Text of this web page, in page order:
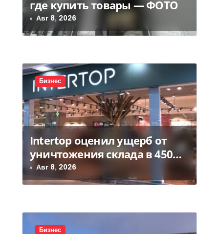
а
п
и
с
я
м
где купить товары — ФОТО
Авг 8, 2026
Бизнес
Intertop оценил ущерб от
уничтожения склада в 450
млн грн
Авг 8, 2026
Бизнес